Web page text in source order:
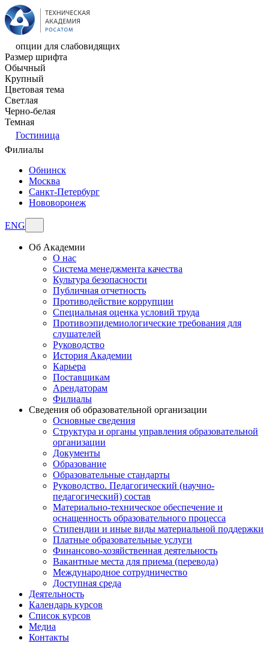
опции для слабовидящих
Размер шрифта
Обычный
Крупный
Цветовая тема
Светлая
Черно-белая
Темная
Гостиница
Филиалы
Обнинск
Москва
Санкт-Петербург
Нововоронеж
ENG
Об Академии
О нас
Система менеджмента качества
Культура безопасности
Публичная отчетность
Противодействие коррупции
Специальная оценка условий труда
Противоэпидемиологические требования для
слушателей
Руководство
История Академии
Карьера
Поставщикам
Арендаторам
Филиалы
Сведения об образовательной организации
Основные сведения
Структура и органы управления образовательной
организации
Документы
Образование
Образовательные стандарты
Руководство. Педагогический (научно-
педагогический) состав
Материально-техническое обеспечение и
оснащенность образовательного процесса
Стипендии и иные виды материальной поддержки
Платные образовательные услуги
Финансово-хозяйственная деятельность
Вакантные места для приема (перевода)
Международное сотрудничество
Доступная среда
Деятельность
Календарь курсов
Список курсов
Медиа
Контакты